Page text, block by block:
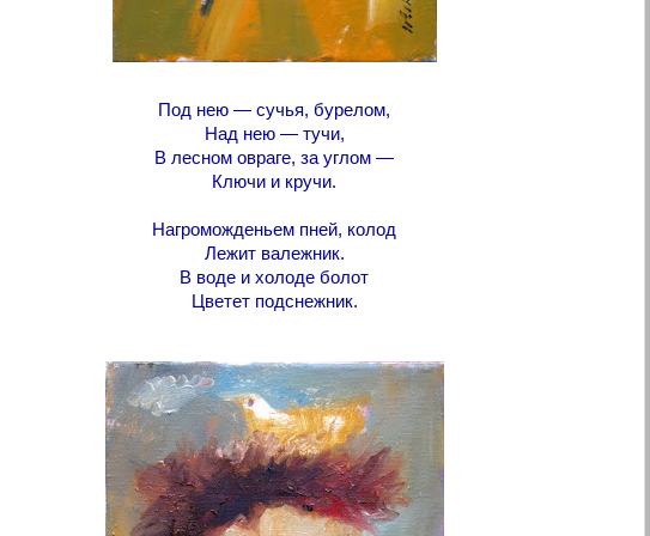
Под нею — сучья, бурелом,
Над нею — тучи,
В лесном овраге, за углом —
Ключи и кручи.
Нагроможденьем пней, колод
Лежит валежник.
В воде и холоде болот
Цветет подснежник.